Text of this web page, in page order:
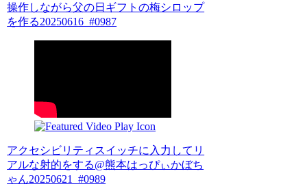
操作しながら父の日ギフトの梅シロップ
を作る20250616_#0987
アクセシビリティスイッチに入力してリ
アルな射的をする@熊本はっぴぃかぼち
ゃん20250621_#0989